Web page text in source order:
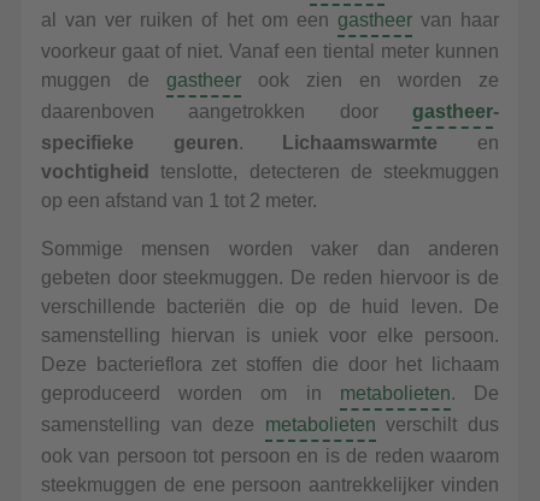
al van ver ruiken of het om een gastheervan haar
voorkeur gaat of niet. Vanaf een tiental meter kunnen
muggen de gastheer ook zien en worden ze
daarenboven aangetrokken door gastheer-
specifieke geuren. Lichaamswarmte en
vochtigheidtenslotte, detecteren de steekmuggen
op een afstand van 1 tot 2 meter.
Sommige mensen worden vaker dan anderen
gebeten door steekmuggen. De reden hiervoor is de
verschillende bacteriën die op de huid leven. De
samenstelling hiervan is uniek voor elke persoon.
Deze bacterieflora zet stoffen die door het lichaam
geproduceerd worden om in metabolieten. De
samenstelling van deze metabolieten verschilt dus
ook van persoon tot persoon en is de reden waarom
steekmuggen de ene persoon aantrekkelijker vinden